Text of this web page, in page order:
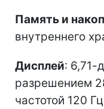
Память и
внутреннего
Дисплей: 6,71-
разрешением
частотой 120